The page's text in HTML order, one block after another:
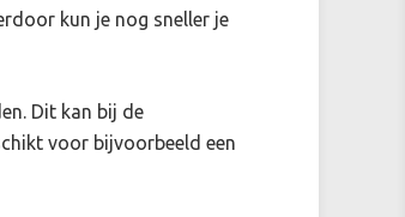
kun je nog sneller je
Dit kan bij de
voor bijvoorbeeld een